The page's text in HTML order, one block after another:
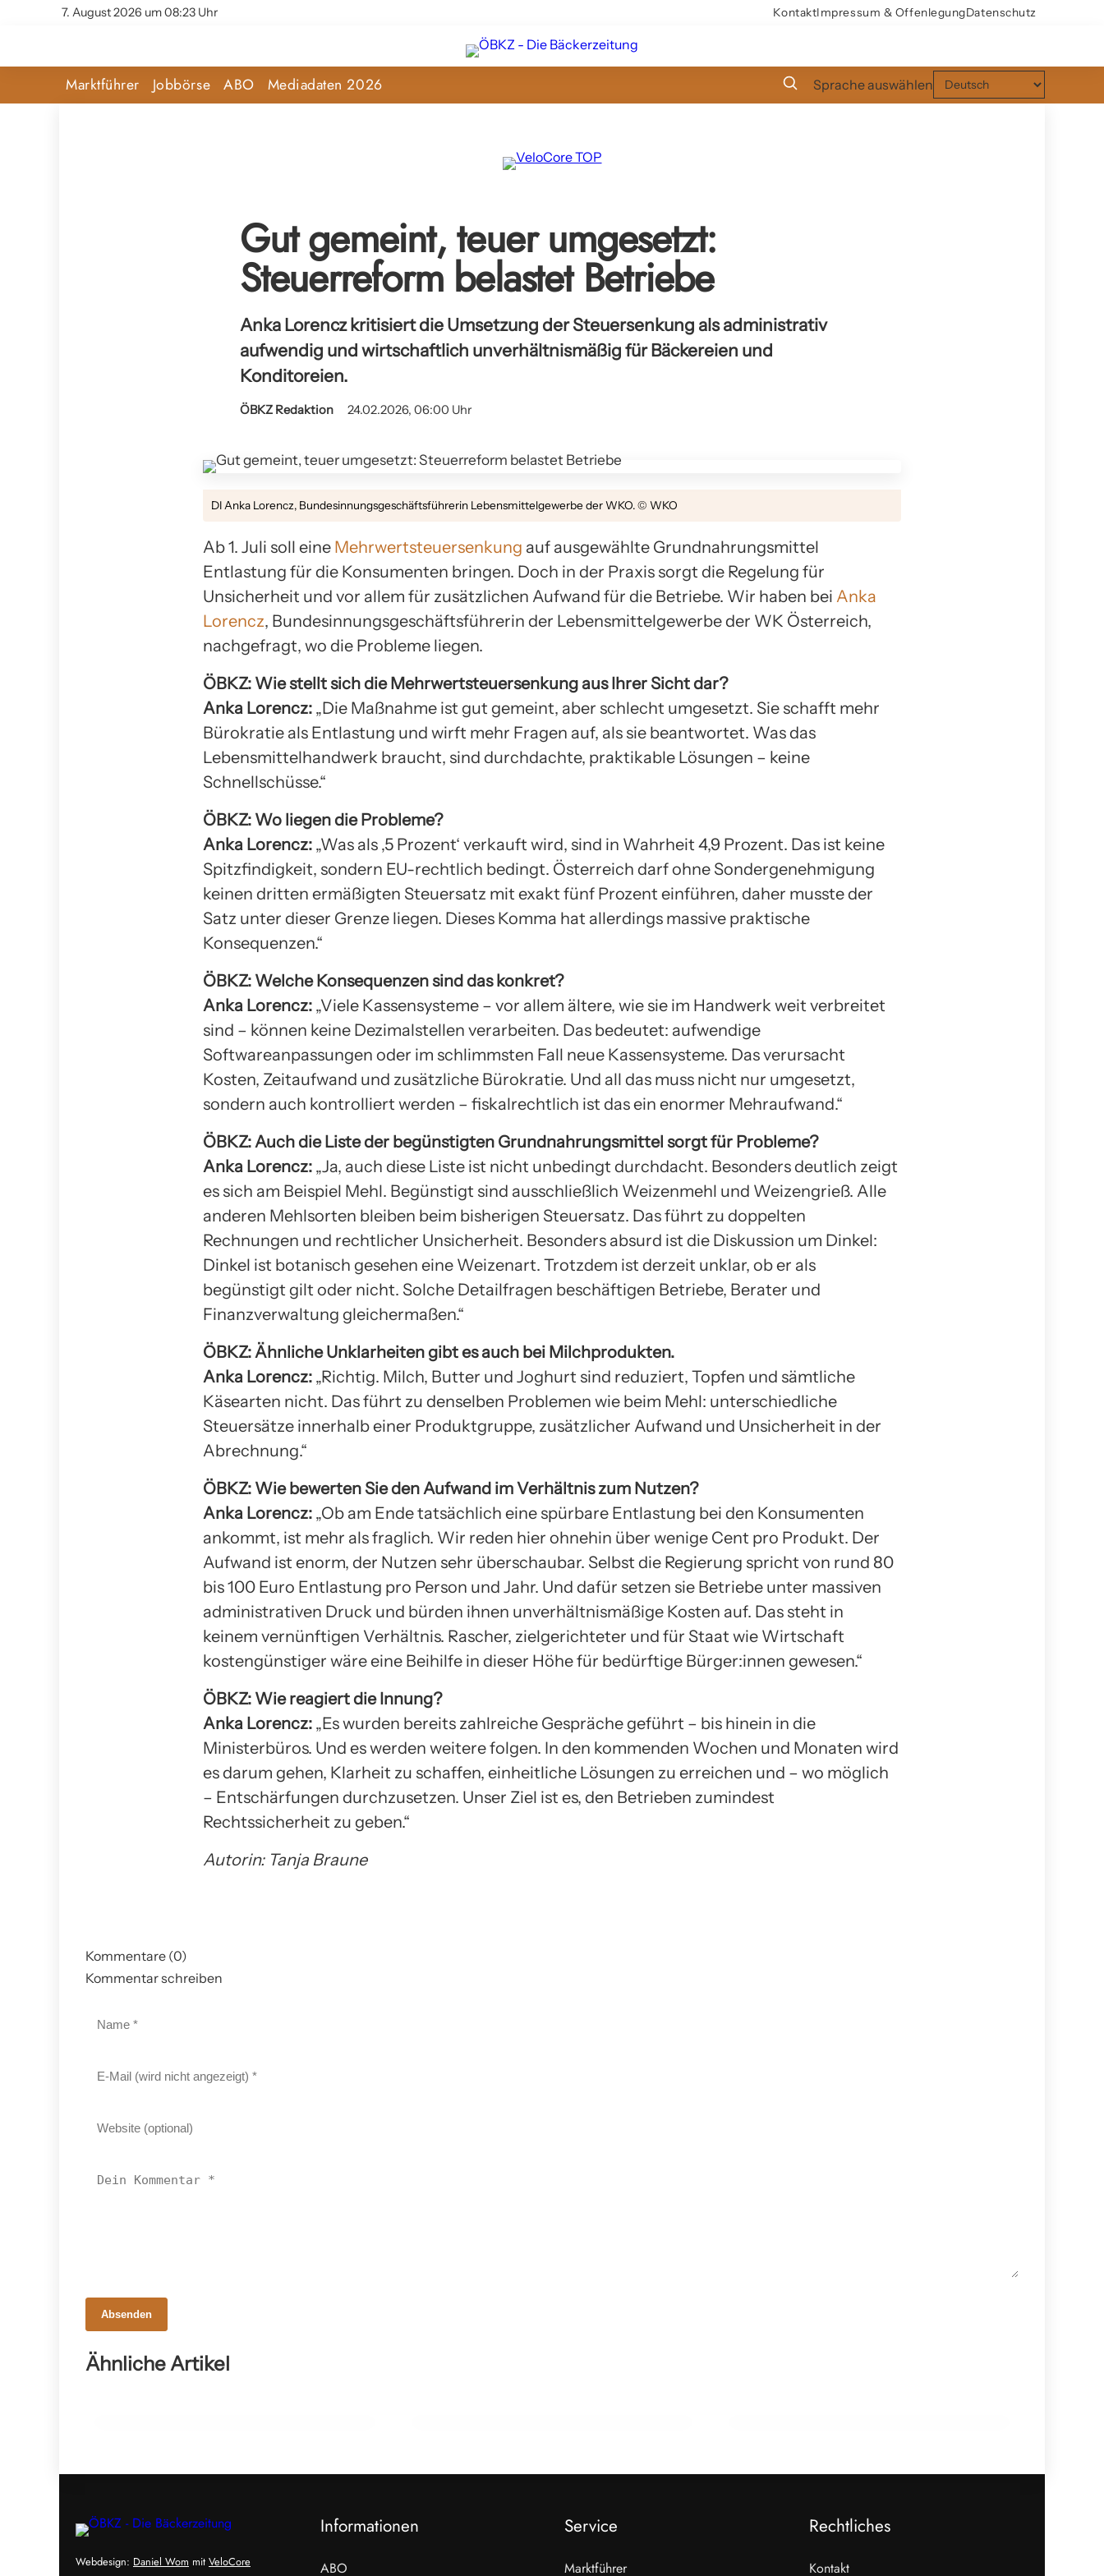
7. August 2026 um 08:23 Uhr KontaktImpressum & OffenlegungDatenschutz
Marktführer Jobbörse ABO Mediadaten 2026 Sprache auswählen
Gut gemeint, teuer umgesetzt:
Steuerreform belastet Betriebe
Anka Lorencz kritisiert die Umsetzung der Steuersenkung als administrativ
aufwendig und wirtschaftlich unverhältnismäßig für Bäckereien und
Konditoreien.
ÖBKZ Redaktion 24.02.2026, 06:00 Uhr
DI Anka Lorencz, Bundesinnungsgeschäftsführerin Lebensmittelgewerbe der WKO. © WKO
Ab 1. Juli soll eine Mehrwertsteuersenkung auf ausgewählte Grundnahrungsmittel
Entlastung für die Konsumenten bringen. Doch in der Praxis sorgt die Regelung für
Unsicherheit und vor allem für zusätzlichen Aufwand für die Betriebe. Wir haben bei Anka
Lorencz, Bundesinnungsgeschäftsführerin der Lebensmittelgewerbe der WK Österreich,
nachgefragt, wo die Probleme liegen.
ÖBKZ: Wie stellt sich die Mehrwertsteuersenkung aus Ihrer Sicht dar?
Anka Lorencz: „Die Maßnahme ist gut gemeint, aber schlecht umgesetzt. Sie schafft mehr
Bürokratie als Entlastung und wirft mehr Fragen auf, als sie beantwortet. Was das
Lebensmittelhandwerk braucht, sind durchdachte, praktikable Lösungen – keine
Schnellschüsse.“
ÖBKZ: Wo liegen die Probleme?
Anka Lorencz: „Was als ‚5 Prozent‘ verkauft wird, sind in Wahrheit 4,9 Prozent. Das ist keine
Spitzfindigkeit, sondern EU-rechtlich bedingt. Österreich darf ohne Sondergenehmigung
keinen dritten ermäßigten Steuersatz mit exakt fünf Prozent einführen, daher musste der
Satz unter dieser Grenze liegen. Dieses Komma hat allerdings massive praktische
Konsequenzen.“
ÖBKZ: Welche Konsequenzen sind das konkret?
Anka Lorencz: „Viele Kassensysteme – vor allem ältere, wie sie im Handwerk weit verbreitet
sind – können keine Dezimalstellen verarbeiten. Das bedeutet: aufwendige
Softwareanpassungen oder im schlimmsten Fall neue Kassensysteme. Das verursacht
Kosten, Zeitaufwand und zusätzliche Bürokratie. Und all das muss nicht nur umgesetzt,
sondern auch kontrolliert werden – fiskalrechtlich ist das ein enormer Mehraufwand.“
ÖBKZ: Auch die Liste der begünstigten Grundnahrungsmittel sorgt für Probleme?
Anka Lorencz: „Ja, auch diese Liste ist nicht unbedingt durchdacht. Besonders deutlich zeigt
es sich am Beispiel Mehl. Begünstigt sind ausschließlich Weizenmehl und Weizengrieß. Alle
anderen Mehlsorten bleiben beim bisherigen Steuersatz. Das führt zu doppelten
Rechnungen und rechtlicher Unsicherheit. Besonders absurd ist die Diskussion um Dinkel:
Dinkel ist botanisch gesehen eine Weizenart. Trotzdem ist derzeit unklar, ob er als
begünstigt gilt oder nicht. Solche Detailfragen beschäftigen Betriebe, Berater und
Finanzverwaltung gleichermaßen.“
ÖBKZ: Ähnliche Unklarheiten gibt es auch bei Milchprodukten.
Anka Lorencz: „Richtig. Milch, Butter und Joghurt sind reduziert, Topfen und sämtliche
Käsearten nicht. Das führt zu denselben Problemen wie beim Mehl: unterschiedliche
Steuersätze innerhalb einer Produktgruppe, zusätzlicher Aufwand und Unsicherheit in der
Abrechnung.“
ÖBKZ: Wie bewerten Sie den Aufwand im Verhältnis zum Nutzen?
Anka Lorencz: „Ob am Ende tatsächlich eine spürbare Entlastung bei den Konsumenten
ankommt, ist mehr als fraglich. Wir reden hier ohnehin über wenige Cent pro Produkt. Der
Aufwand ist enorm, der Nutzen sehr überschaubar. Selbst die Regierung spricht von rund 80
bis 100 Euro Entlastung pro Person und Jahr. Und dafür setzen sie Betriebe unter massiven
administrativen Druck und bürden ihnen unverhältnismäßige Kosten auf. Das steht in
keinem vernünftigen Verhältnis. Rascher, zielgerichteter und für Staat wie Wirtschaft
kostengünstiger wäre eine Beihilfe in dieser Höhe für bedürftige Bürger:innen gewesen.“
ÖBKZ: Wie reagiert die Innung?
Anka Lorencz: „Es wurden bereits zahlreiche Gespräche geführt – bis hinein in die
Ministerbüros. Und es werden weitere folgen. In den kommenden Wochen und Monaten wird
es darum gehen, Klarheit zu schaffen, einheitliche Lösungen zu erreichen und – wo möglich
– Entschärfungen durchzusetzen. Unser Ziel ist es, den Betrieben zumindest
Rechtssicherheit zu geben.“
Autorin: Tanja Braune
Kommentare (0)
Kommentar schreiben
Absenden
Ähnliche Artikel
23. Februar 2026
„Die Alimentaren“: Fachliche
Webdesign: Daniel Wom mit VeloCore
Informationen
ABO
Service
Marktführer
Rechtliches
Kontakt